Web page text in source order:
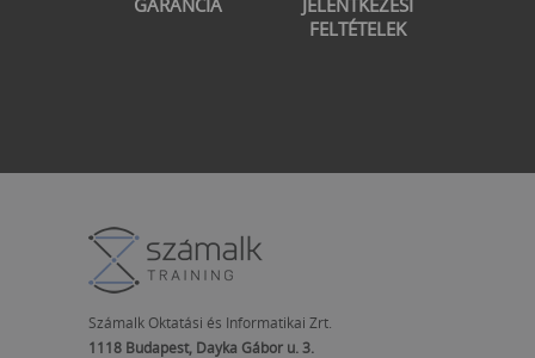
GARANCIA
JELENTKEZÉSI
FELTÉTELEK
Számalk Oktatási és Informatikai Zrt.
1118 Budapest, Dayka Gábor u. 3.